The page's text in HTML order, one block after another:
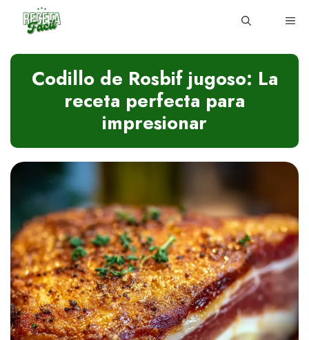
Codillo de Rosbif jugoso: La
receta perfecta para
impresionar